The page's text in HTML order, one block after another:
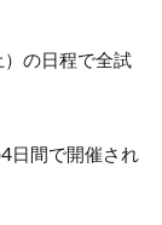
の日程で全試
日間で開催され